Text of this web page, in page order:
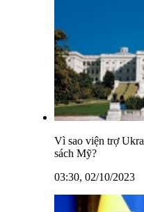
Vì sao viện trợ
sách Mỹ?
03:30, 02/10/2023